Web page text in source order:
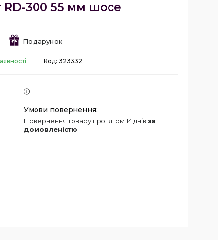
300 55 мм шосе
Подарунок
Код: 323332
повернення товару протягом 14 днів за
домовленістю